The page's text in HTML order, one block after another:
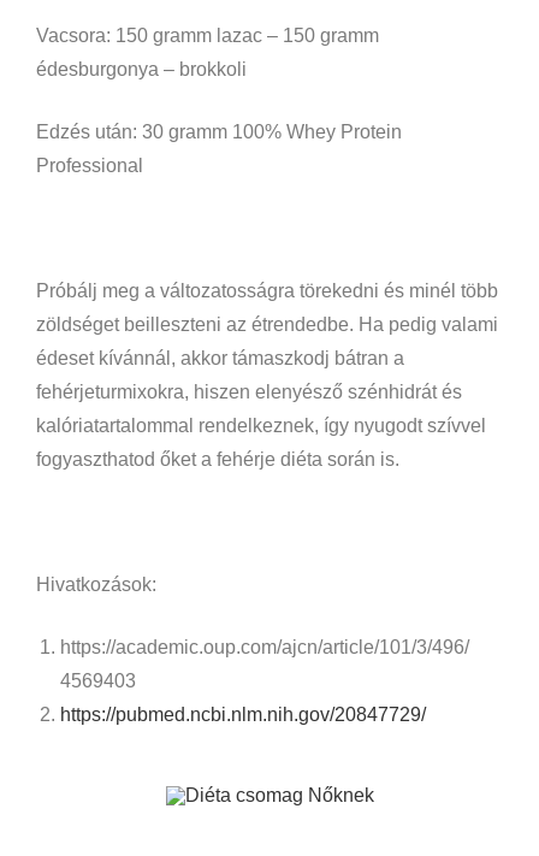
Vacsora: 150 gramm lazac – 150 gramm
édesburgonya – brokkoli
Edzés után: 30 gramm 100% Whey Protein
Professional
Próbálj meg a változatosságra törekedni és minél több
zöldséget beilleszteni az étrendedbe. Ha pedig valami
édeset kívánnál, akkor támaszkodj bátran a
fehérjeturmixokra, hiszen elenyésző szénhidrát és
kalóriatartalommal rendelkeznek, így nyugodt szívvel
fogyaszthatod őket a fehérje diéta során is.
Hivatkozások:
https://academic.oup.com/ajcn/article/101/3/496/
4569403
https://pubmed.ncbi.nlm.nih.gov/20847729/